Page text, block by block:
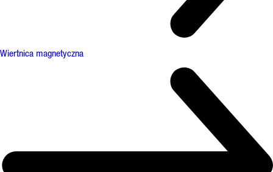
Wiertnica magnetyczna